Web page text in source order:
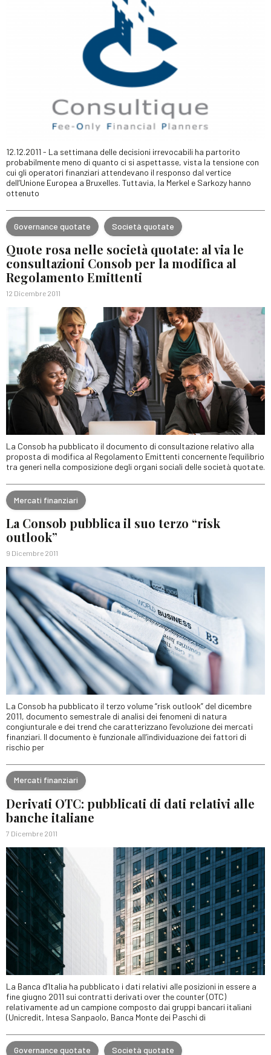
12.12.2011 - La settimana delle decisioni irrevocabili ha partorito
probabilmente meno di quanto ci si aspettasse, vista la tensione con
cui gli operatori finanziari attendevano il responso dal vertice
dell’Unione Europea a Bruxelles. Tuttavia, la Merkel e Sarkozy hanno
ottenuto
Governance quotate Società quotate
Quote rosa nelle società quotate: al via le
consultazioni Consob per la modifica al
Regolamento Emittenti
12 Dicembre 2011
La Consob ha pubblicato il documento di consultazione relativo alla
proposta di modifica al Regolamento Emittenti concernente l’equilibrio
tra generi nella composizione degli organi sociali delle società quotate.
Mercati finanziari
La Consob pubblica il suo terzo “risk
outlook”
9 Dicembre 2011
La Consob ha pubblicato il terzo volume “risk outlook” del dicembre
2011, documento semestrale di analisi dei fenomeni di natura
congiunturale e dei trend che caratterizzano l’evoluzione dei mercati
finanziari. Il documento è funzionale all’individuazione dei fattori di
rischio per
Mercati finanziari
Derivati OTC: pubblicati di dati relativi alle
banche italiane
7 Dicembre 2011
La Banca d’Italia ha pubblicato i dati relativi alle posizioni in essere a
fine giugno 2011 sui contratti derivati over the counter (OTC)
relativamente ad un campione composto dai gruppi bancari italiani
(Unicredit, Intesa Sanpaolo, Banca Monte dei Paschi di
Governance quotate Società quotate